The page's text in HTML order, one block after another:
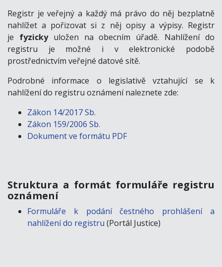
Registr je veřejný a každý má právo do něj bezplatně
nahlížet a pořizovat si z něj opisy a výpisy. Registr
je fyzicky uložen na obecním úřadě. Nahlížení do
registru je možné i v elektronické podobě
prostřednictvím veřejné datové sítě.
Podrobné informace o legislativě vztahující se k
nahlížení do registru oznámení naleznete zde:
Zákon 14/2017 Sb.
Zákon 159/2006 Sb.
Dokument ve formátu PDF
Struktura a formát formuláře registru
oznámení
Formuláře k podání čestného prohlášení a
nahlížení do registru (Portál Justice)